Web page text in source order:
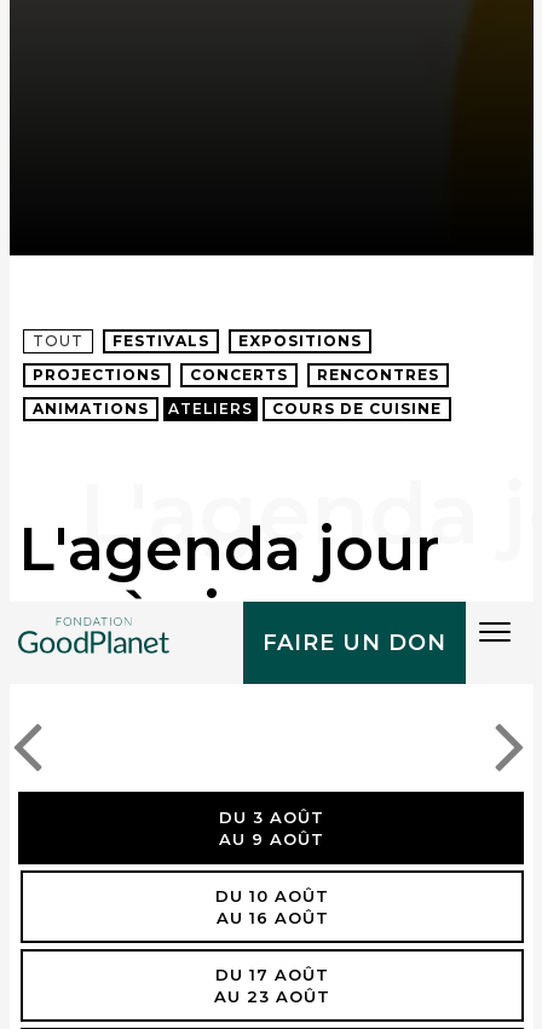
FAIRE UN DON
TOUT FESTIVALS
EXPOSITIONS
PROJECTIONS
CONCERTS
RENCONTRES
ANIMATIONS
ATELIERS COURS DE CUISINE
L'agenda jour
après jour
DU 3 AOÛT
AU 9 AOÛT
DU 10 AOÛT
AU 16 AOÛT
DU 17 AOÛT
AU 23 AOÛT